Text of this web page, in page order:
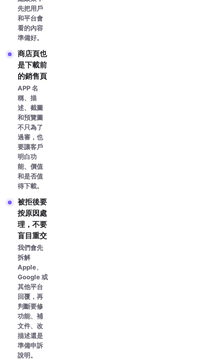
先把用戶
和平台會
看的內容
準備好。
商店頁也
是下載前
的銷售頁
APP 名
稱、描
述、截圖
和預覽圖
不只為了
過審，也
要讓客戶
明白功
能、價值
和是否值
得下載。
被拒後要
按原因處
理，不要
盲目重交
我們會先
拆解
Apple、
Google 或
其他平台
回覆，再
判斷要修
功能、補
文件、改
描述還是
準備申訴
說明。